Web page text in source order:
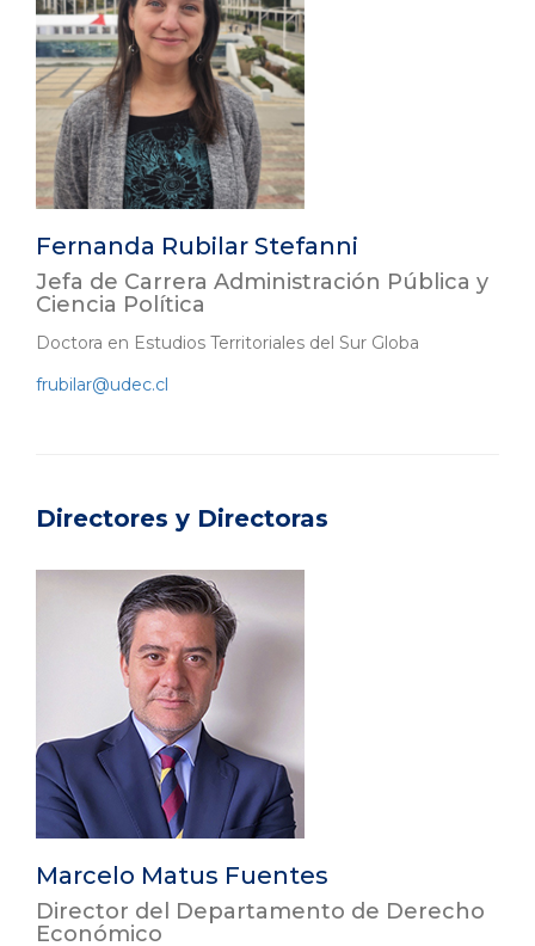
Fernanda Rubilar Stefanni
Jefa de Carrera Administración Pública y
Ciencia Política
Doctora en Estudios Territoriales del Sur Globa
frubilar@udec.cl
Directores y Directoras
Marcelo Matus Fuentes
Director del Departamento de Derecho
Económico